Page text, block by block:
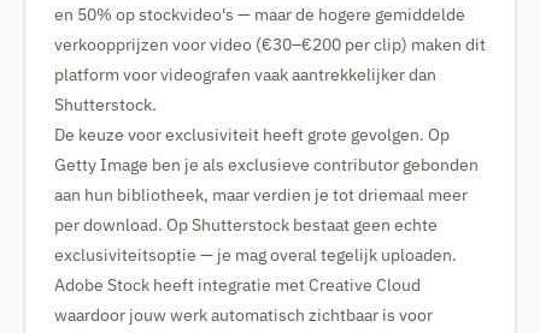
en 50% op stockvideo's — maar de hogere gemiddelde
verkoopprijzen voor video (€30–€200 per clip) maken dit
platform voor videografen vaak aantrekkelijker dan
Shutterstock.
De keuze voor exclusiviteit heeft grote gevolgen. Op
Getty Image ben je als exclusieve contributor gebonden
aan hun bibliotheek, maar verdien je tot driemaal meer
per download. Op Shutterstock bestaat geen echte
exclusiviteitsoptie — je mag overal tegelijk uploaden.
Adobe Stock heeft integratie met Creative Cloud
waardoor jouw werk automatisch zichtbaar is voor